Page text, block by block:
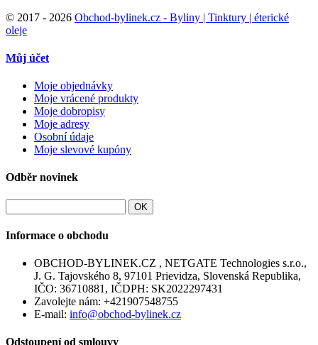
© 2017 - 2026 Obchod-bylinek.cz - Byliny | Tinktury | éterické
oleje
Můj účet
Moje objednávky
Moje vrácené produkty
Moje dobropisy
Moje adresy
Osobní údaje
Moje slevové kupóny
Odběr novinek
OK
Informace o obchodu
OBCHOD-BYLINEK.CZ , NETGATE Technologies s.r.o.,
J. G. Tajovského 8, 97101 Prievidza, Slovenská Republika,
IČO: 36710881, IČDPH: SK2022297431
Zavolejte nám: +421907548755
E-mail: info@obchod-bylinek.cz
Odstoupení od smlouvy